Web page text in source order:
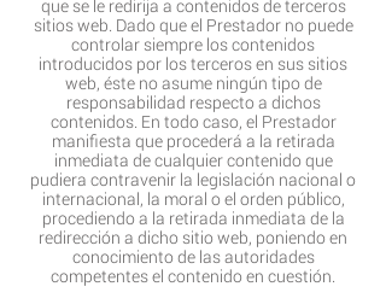
que se le redirija a contenidos de terceros
sitios web. Dado que el Prestador no puede
controlar siempre los contenidos
introducidos por los terceros en sus sitios
web, éste no asume ningún tipo de
responsabilidad respecto a dichos
contenidos. En todo caso, el Prestador
manifiesta que procederá a la retirada
inmediata de cualquier contenido que
pudiera contravenir la legislación nacional o
internacional, la moral o el orden público,
procediendo a la retirada inmediata de la
redirección a dicho sitio web, poniendo en
conocimiento de las autoridades
competentes el contenido en cuestión.